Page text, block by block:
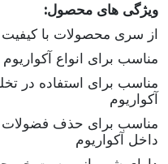
ویژگی های محصول:
از سری محصولات با
مناسب برای انواع
مناسب برای استفاده در
آکواریوم
مناسب برای حذف فضولات
داخل آکواریوم